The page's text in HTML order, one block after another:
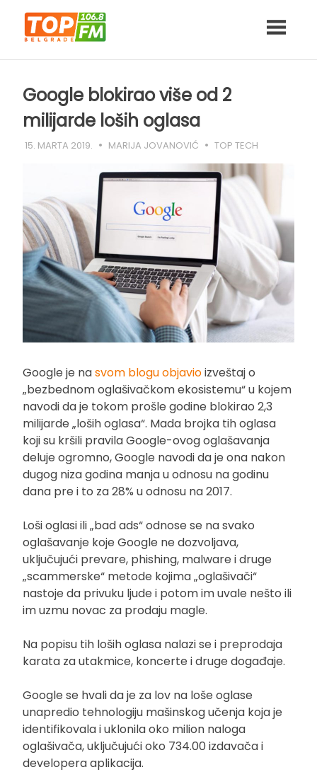
content
Google blokirao više od 2
milijarde loših oglasa
15. MARTA 2019. MARIJA JOVANOVIĆ TOP TECH
Google je nasvom blogu objavioizveštaj o
„bezbednom oglašivačkom ekosistemu“ u kojem
navodi da je tokom prošle godine blokirao 2,3
milijarde „loših oglasa“. Mada brojka tih oglasa
koji su kršili pravila Google-ovog oglašavanja
deluje ogromno, Google navodi da je ona nakon
dugog niza godina manja u odnosu na godinu
dana pre i to za 28% u odnosu na 2017.
Loši oglasi ili „bad ads“ odnose se na svako
oglašavanje koje Google ne dozvoljava,
uključujući prevare, phishing, malware i druge
„scammerske“ metode kojima „oglašivači“
nastoje da privuku ljude i potom im uvale nešto ili
im uzmu novac za prodaju magle.
Na popisu tih loših oglasa nalazi se i preprodaja
karata za utakmice, koncerte i druge događaje.
Google se hvali da je za lov na loše oglase
unapredio tehnologiju mašinskog učenja koja je
identifikovala i uklonila oko milion naloga
oglašivača, uključujući oko 734.00 izdavača i
developera aplikacija.